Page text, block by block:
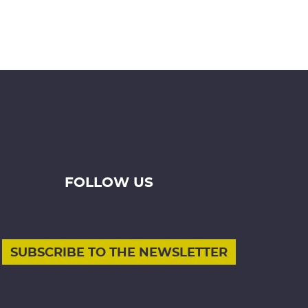
FOLLOW US
SUBSCRIBE TO THE NEWSLETTER